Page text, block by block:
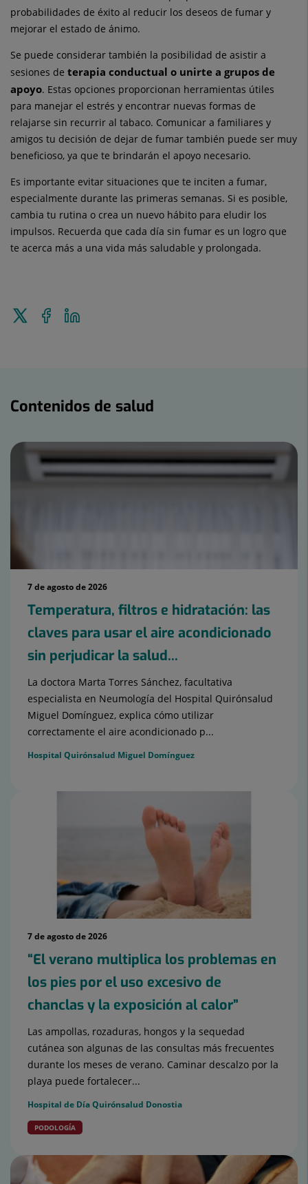
probabilidades de éxito al reducir los deseos de fumar y
mejorar el estado de ánimo.
Se puede considerar también la posibilidad de asistir a
sesiones de terapia conductual o unirte a grupos de
apoyo. Estas opciones proporcionan herramientas útiles
para manejar el estrés y encontrar nuevas formas de
relajarse sin recurrir al tabaco. Comunicar a familiares y
amigos tu decisión de dejar de fumar también puede ser muy
beneficioso, ya que te brindarán el apoyo necesario.
Es importante evitar situaciones que te inciten a fumar,
especialmente durante las primeras semanas. Si es posible,
cambia tu rutina o crea un nuevo hábito para eludir los
impulsos. Recuerda que cada día sin fumar es un logro que
te acerca más a una vida más saludable y prolongada.
Enviar
Compartir
Contenidos de salud
7 de agosto de 2026
Temperatura, filtros e hidratación: las
claves para usar el aire acondicionado
sin perjudicar la salud...
La doctora Marta Torres Sánchez, facultativa
especialista en Neumología del Hospital Quirónsalud
Miguel Domínguez, explica cómo utilizar
correctamente el aire acondicionado p...
Hospital Quirónsalud Miguel Domínguez
7 de agosto de 2026
“El verano multiplica los problemas en
los pies por el uso excesivo de
chanclas y la exposición al calor”
Las ampollas, rozaduras, hongos y la sequedad
cutánea son algunas de las consultas más frecuentes
durante los meses de verano. Caminar descalzo por la
playa puede fortalecer...
Hospital de Día Quirónsalud Donostia
PODOLOGÍA